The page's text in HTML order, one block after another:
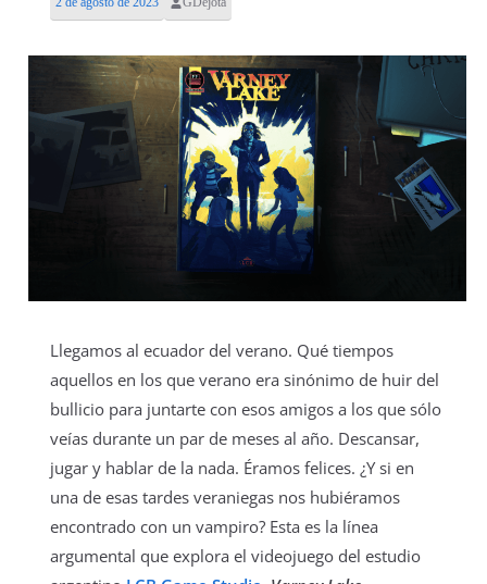
Llegamos al ecuador del verano. Qué tiempos
aquellos en los que verano era sinónimo de huir del
bullicio para juntarte con esos amigos a los que sólo
veías durante un par de meses al año. Descansar,
jugar y hablar de la nada. Éramos felices. ¿Y si en
una de esas tardes veraniegas nos hubiéramos
encontrado con un vampiro? Esta es la línea
argumental que explora el videojuego del estudio